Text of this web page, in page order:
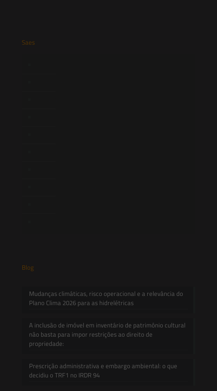
Saes
Blog
Mudanças climáticas, risco operacional e a relevância do
Plano Clima 2026 para as hidrelétricas
A inclusão de imóvel em inventário de patrimônio cultural
não basta para impor restrições ao direito de
propriedade:
Prescrição administrativa e embargo ambiental: o que
decidiu o TRF1 no IRDR 94